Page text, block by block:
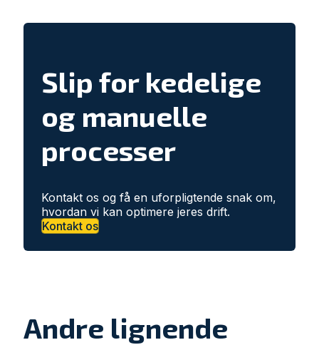
Slip for kedelige
og manuelle
processer
Kontakt os og få en uforpligtende snak om,
hvordan vi kan optimere jeres drift.
Kontakt os
Andre lignende